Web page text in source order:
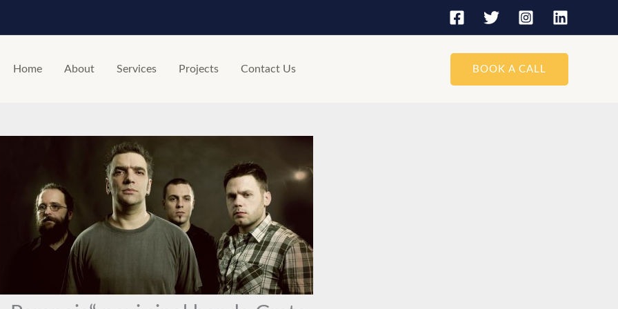
Home
About Services Projects Contact Us BOOK A CALL